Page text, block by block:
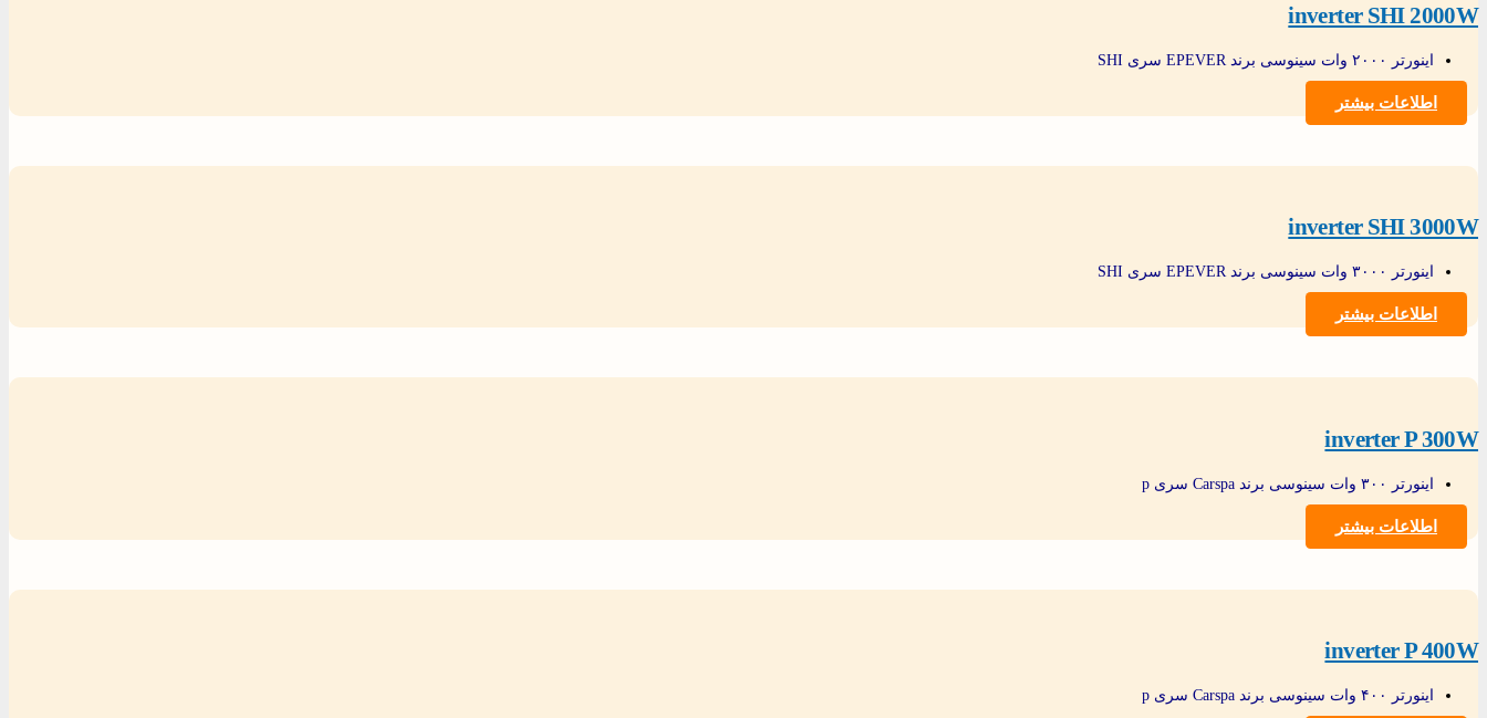
inverter SHI 2000W
اینورتر ۲۰۰۰ وات سینوسی برند EPEVER سری SHI
اطلاعات بیشتر
inverter SHI 3000W
اینورتر ۳۰۰۰ وات سینوسی برند EPEVER سری SHI
اطلاعات بیشتر
inverter P 300W
اینورتر ۳۰۰ وات سینوسی برند Carspa سری p
اطلاعات بیشتر
inverter P 400W
اینورتر ۴۰۰ وات سینوسی برند Carspa سری p